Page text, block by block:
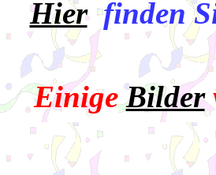
Hier finden
Einige Bilder